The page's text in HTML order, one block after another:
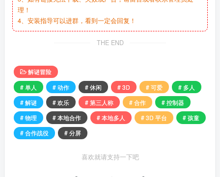
理！
4、安装指导可以进群，看到一定会回复！
THE END
解谜冒险
# 单人
# 动作 # 休闲 # 3D # 可爱
# 多人
# 解谜
# 欢乐 # 第三人称 # 合作
# 控制器
# 物理
# 本地合作 # 本地多人 # 3D 平台
# 孩童
# 合作战役
# 分屏
喜欢就请支持一下吧